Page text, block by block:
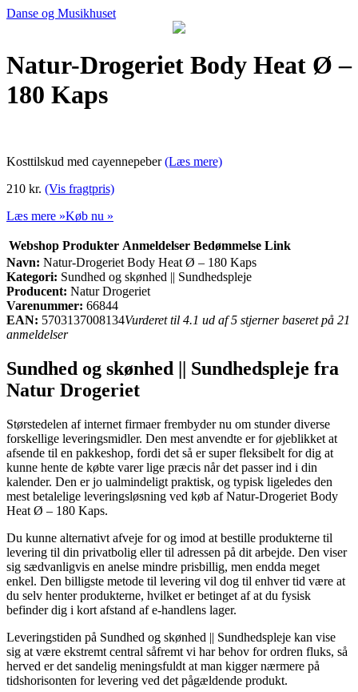
Danse og Musikhuset
Natur-Drogeriet Body Heat Ø –
180 Kaps
Kosttilskud med cayennepeber(Læs mere)
210 kr. (Vis fragtpris)
Læs mere »Køb nu »
Webshop Produkter Anmeldelser Bedømmelse Link
Navn: Natur-Drogeriet Body Heat Ø – 180 Kaps
Kategori: Sundhed og skønhed || Sundhedspleje
Producent: Natur Drogeriet
Varenummer: 66844
EAN: 5703137008134Vurderet til 4.1 ud af 5 stjerner baseret på 21
anmeldelser
Sundhed og skønhed || Sundhedspleje fra
Natur Drogeriet
Størstedelen af internet firmaer frembyder nu om stunder diverse
forskellige leveringsmidler. Den mest anvendte er for øjeblikket at
afsende til en pakkeshop, fordi det så er super fleksibelt for dig at
kunne hente de købte varer lige præcis når det passer ind i din
kalender. Den er jo ualmindeligt praktisk, og typisk ligeledes den
mest betalelige leveringsløsning ved køb af Natur-Drogeriet Body
Heat Ø – 180 Kaps.
Du kunne alternativt afveje for og imod at bestille produkterne til
levering til din privatbolig eller til adressen på dit arbejde. Den viser
sig sædvanligvis en anelse mindre prisbillig, men endda meget
enkel. Den billigste metode til levering vil dog til enhver tid være at
du selv henter produkterne, hvilket er betinget af at du fysisk
befinder dig i kort afstand af e-handlens lager.
Leveringstiden på Sundhed og skønhed || Sundhedspleje kan vise
sig at være ekstremt central såfremt vi har behov for ordren fluks, så
herved er det sandelig meningsfuldt at man kigger nærmere på
tidshorisonten for levering ved det pågældende produkt.